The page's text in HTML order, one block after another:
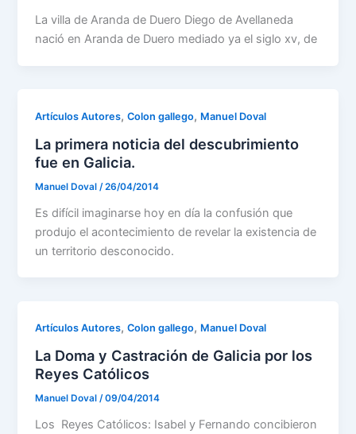
La villa de Aranda de Duero Diego de Avellaneda
nació en Aranda de Duero mediado ya el siglo xv, de
Artículos Autores,Colon gallego, Manuel Doval
La primera noticia del descubrimiento
fue en Galicia.
Manuel Doval /26/04/2014
Es difícil imaginarse hoy en día la confusión que
produjo el acontecimiento de revelar la existencia de
un territorio desconocido.
Artículos Autores,Colon gallego, Manuel Doval
La Doma y Castración de Galicia por los
Reyes Católicos
Manuel Doval/09/04/2014
Los Reyes Católicos: Isabel y Fernando concibieron